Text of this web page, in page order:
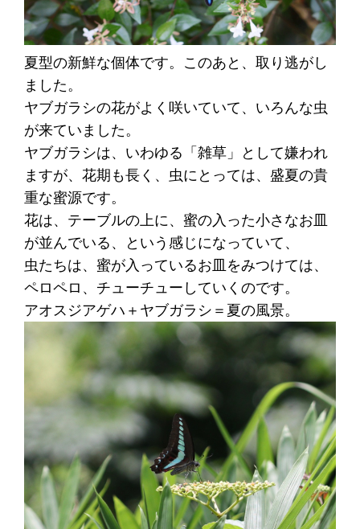
夏型の新鮮な個体です。このあと、取り逃がし
ました。
ヤブガラシの花がよく咲いていて、いろんな虫
が来ていました。
ヤブガラシは、いわゆる「雑草」として嫌われ
ますが、花期も長く、虫にとっては、盛夏の貴
重な蜜源です。
花は、テーブルの上に、蜜の入った小さなお皿
が並んでいる、という感じになっていて、
虫たちは、蜜が入っているお皿をみつけては、
ペロペロ、チューチューしていくのです。
アオスジアゲハ＋ヤブガラシ＝夏の風景。